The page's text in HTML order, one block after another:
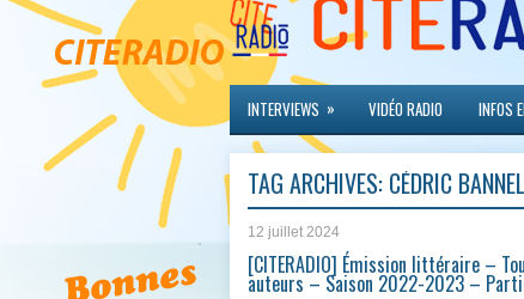
INTERVIEWS » VIDÉO RADIO INFOS
TAG ARCHIVES: CÉDRIC BANNEL
12 juillet 2024
[CITERADIO] Émission littéraire –
auteurs – Saison 2022-2023 –